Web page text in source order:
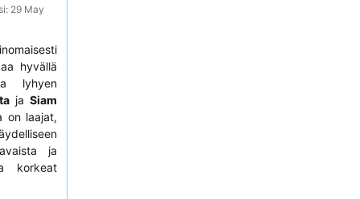
29 May
hyvällä
lyhyen
ja Siam
on laajat,
ja
korkeat